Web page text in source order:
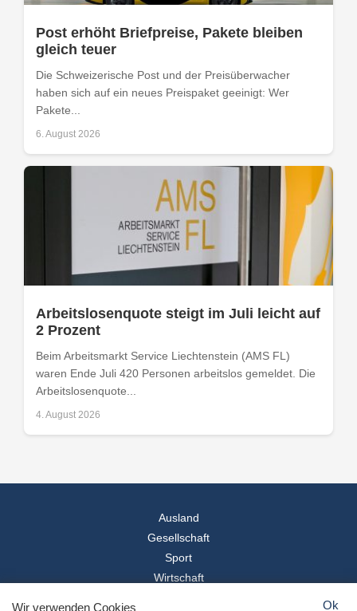
Post erhöht Briefpreise, Pakete bleiben
gleich teuer
Die Schweizerische Post und der Preisüberwacher
haben sich auf ein neues Preispaket geeinigt: Wer
Pakete...
6. August 2026
Arbeitslosenquote steigt im Juli leicht auf
2 Prozent
Beim Arbeitsmarkt Service Liechtenstein (AMS FL)
waren Ende Juli 420 Personen arbeitslos gemeldet. Die
Arbeitslosenquote...
4. August 2026
Ausland
Gesellschaft
Sport
Wirtschaft
Wir verwenden Cookies Ok